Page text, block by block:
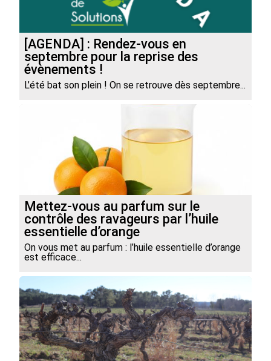
[AGENDA] : Rendez-vous en
septembre pour la reprise des
évènements !
L’été bat son plein ! On se retrouve dès septembre...
Mettez-vous au parfum sur le
contrôle des ravageurs par l’huile
essentielle d’orange
On vous met au parfum : l’huile essentielle d’orange
est efficace...